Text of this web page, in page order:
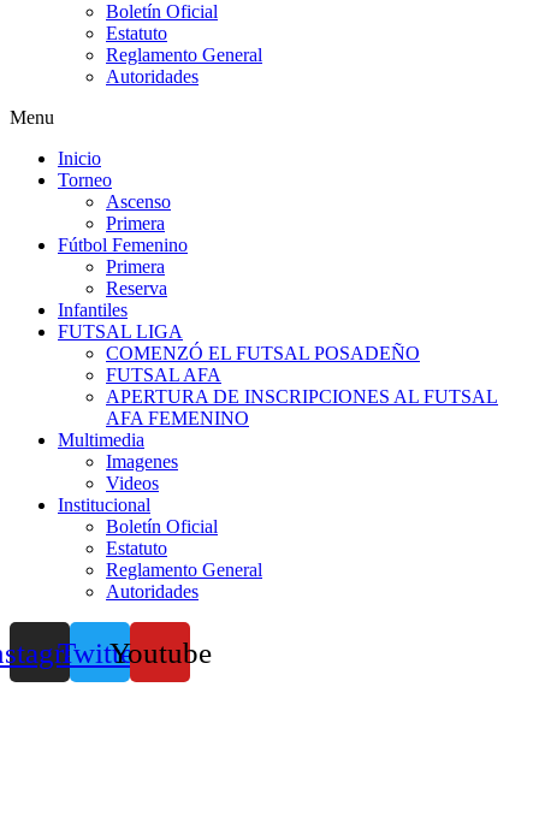
Boletín Oficial
Estatuto
Reglamento General
Autoridades
Menu
Inicio
Torneo
Ascenso
Primera
Fútbol Femenino
Primera
Reserva
Infantiles
FUTSAL LIGA
COMENZÓ EL FUTSAL POSADEÑO
FUTSAL AFA
APERTURA DE INSCRIPCIONES AL FUTSAL
AFA FEMENINO
Multimedia
Imagenes
Videos
Institucional
Boletín Oficial
Estatuto
Reglamento General
Autoridades
TwitterYoutube